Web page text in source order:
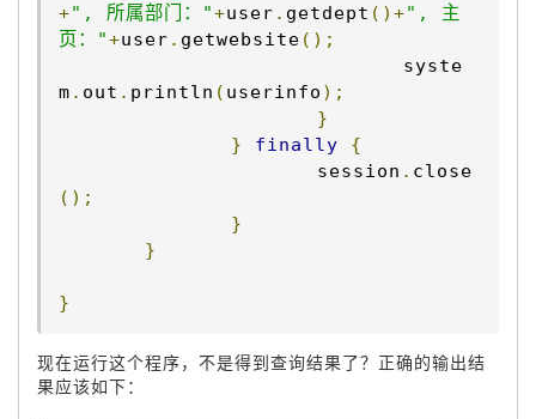
+", 所属部门："+user . getdept ()+", 主
页："+user . getwebsite ();
m . out . println ( userinfo );
}
}
finally
{
			session
. close
();
}
}
}
现在运行这个程序，不是得到查询结果了？正确的输出结
果应该如下：